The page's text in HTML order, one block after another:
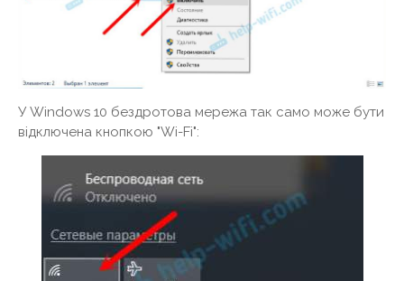
У Windows 10 бездротова мережа так само може бути
відключена кнопкою "Wi-Fi":